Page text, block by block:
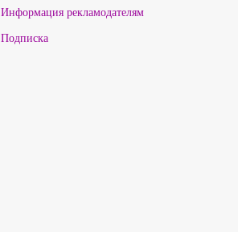
Информация рекламодателям
Подписка